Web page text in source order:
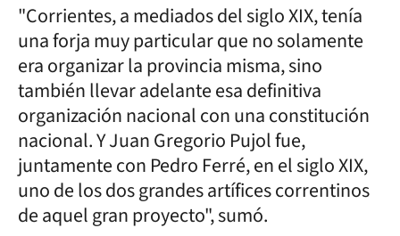
"Corrientes, a mediados del siglo XIX, tenía
una forja muy particular que no solamente
era organizar la provincia misma, sino
también llevar adelante esa definitiva
organización nacional con una constitución
nacional. Y Juan Gregorio Pujol fue,
juntamente con Pedro Ferré, en el siglo XIX,
uno de los dos grandes artífices correntinos
de aquel gran proyecto", sumó.